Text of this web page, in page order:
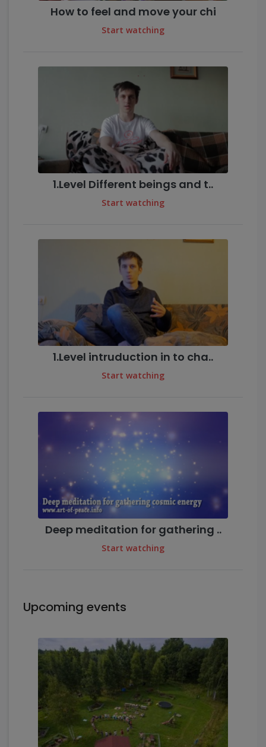
How to feel and move your chi
Start watching
1.Level Different beings and t..
Start watching
1.Level intruduction in to cha..
Start watching
Deep meditation for gathering ..
Start watching
Upcoming events